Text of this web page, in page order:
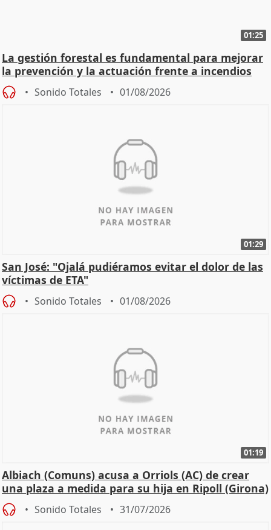
01:25
La gestión forestal es fundamental para mejorar
la prevención y la actuación frente a incendios
Sonido Totales 01/08/2026
01:29
San José: "Ojalá pudiéramos evitar el dolor de las
víctimas de ETA"
Sonido Totales 01/08/2026
01:19
Albiach (Comuns) acusa a Orriols (AC) de crear
una plaza a medida para su hija en Ripoll (Girona)
Sonido Totales 31/07/2026